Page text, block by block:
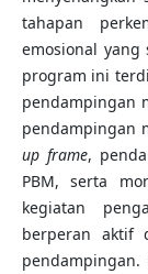
tahapan
emosional yang
program ini
pendampingan
pendampingan
up frame,
PBM, serta
kegiatan
berperan aktif